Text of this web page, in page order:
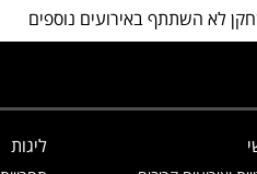
לא השתתף באירועים נוספים
ליגות